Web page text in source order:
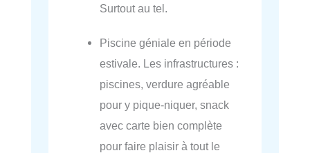
Surtout au tel.
Piscine géniale en période
estivale. Les infrastructures :
piscines, verdure agréable
pour y pique-niquer, snack
avec carte bien complète
pour faire plaisir à tout le